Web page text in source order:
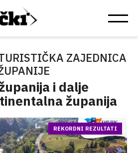
ZAJEDNICA
i dalje
županija
REKORDNI REZULTATI